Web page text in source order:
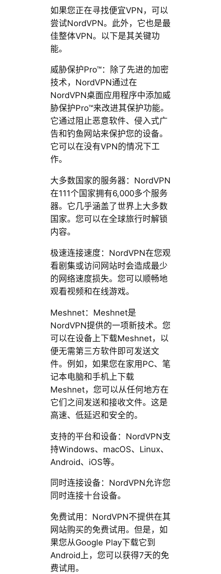
如果您正在寻找便宜VPN，可以
尝试NordVPN。此外，它也是最
佳整体VPN。以下是其关键功
能。
威胁保护Pro™：除了先进的加密
技术，NordVPN通过在
NordVPN桌面应用程序中添加威
胁保护Pro™来改进其保护功能。
它通过阻止恶意软件、侵入式广
告和钓鱼网站来保护您的设备。
它可以在没有VPN的情况下工
作。
大多数国家的服务器：NordVPN
在111个国家拥有6,000多个服务
器。它几乎涵盖了世界上大多数
国家。您可以在全球旅行时解锁
内容。
极速连接速度：NordVPN在您观
看剧集或访问网站时会造成最少
的网络速度损失。您可以顺畅地
观看视频和在线游戏。
Meshnet：Meshnet是
NordVPN提供的一项新技术。您
可以在设备上下载Meshnet，以
便无需第三方软件即可发送文
件。例如，如果您在家用PC、笔
记本电脑和手机上下载
Meshnet，您可以从任何地方在
它们之间发送和接收文件。这是
高速、低延迟和安全的。
支持的平台和设备：NordVPN支
持Windows、macOS、Linux、
Android、iOS等。
同时连接设备：NordVPN允许您
同时连接十台设备。
免费试用：NordVPN不提供在其
网站购买的免费试用。但是，如
果您从Google Play下载它到
Android上，您可以获得7天的免
费试用。